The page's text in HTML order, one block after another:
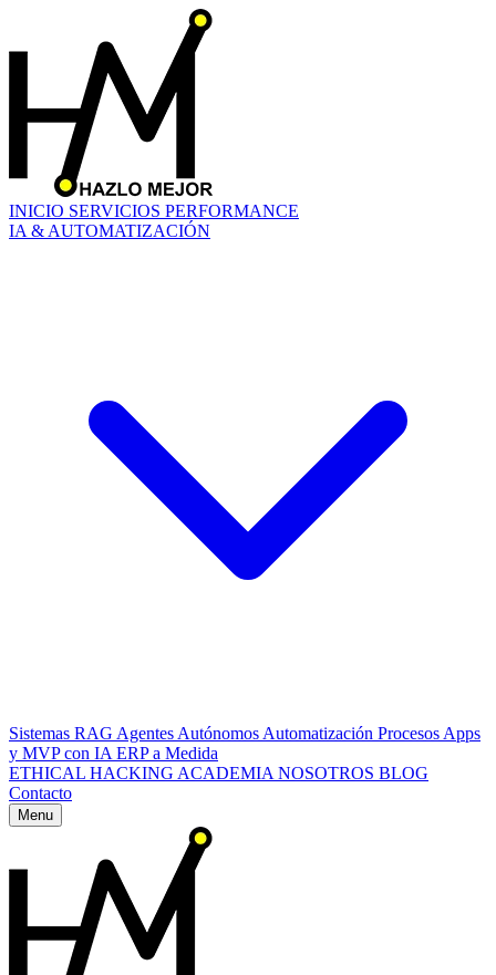
INICIO SERVICIOS PERFORMANCE
IA & AUTOMATIZACIÓN
Sistemas RAG Agentes Autónomos Automatización Procesos Apps
y MVP con IA ERP a Medida
ETHICAL HACKING ACADEMIA NOSOTROS BLOG
Contacto
Menu